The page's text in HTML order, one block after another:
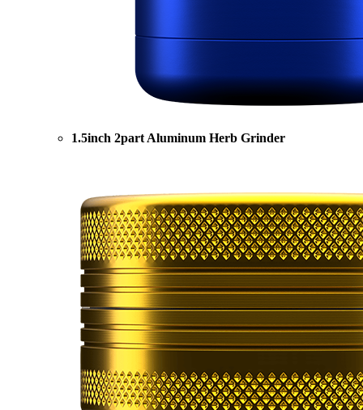
1.5inch 2part Aluminum Herb Grinder